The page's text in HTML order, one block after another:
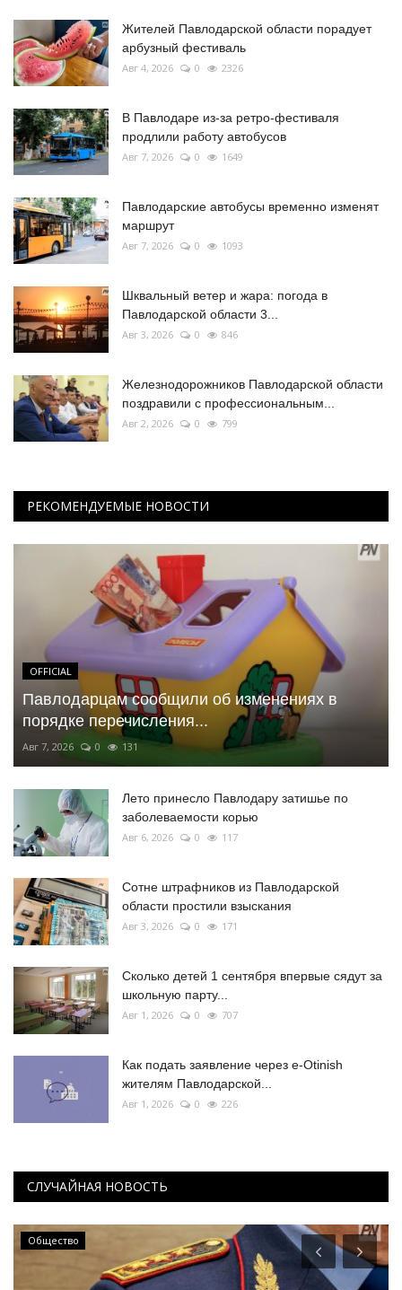
Жителей Павлодарской области порадует
арбузный фестиваль
Авг 4, 2026 0 2326
В Павлодаре из-за ретро-фестиваля
продлили работу автобусов
Авг 7, 2026 0 1649
Павлодарские автобусы временно изменят
маршрут
Авг 7, 2026 0 1093
Шквальный ветер и жара: погода в
Павлодарской области 3...
Авг 3, 2026 0 846
Железнодорожников Павлодарской области
поздравили с профессиональным...
Авг 2, 2026 0 799
РЕКОМЕНДУЕМЫЕ НОВОСТИ
OFFICIAL
Павлодарцам сообщили об изменениях в
порядке перечисления...
Авг 7, 2026 0 131
Лето принесло Павлодару затишье по
заболеваемости корью
Авг 6, 2026 0 117
Сотне штрафников из Павлодарской
области простили взыскания
Авг 3, 2026 0 171
Сколько детей 1 сентября впервые сядут за
школьную парту...
Авг 1, 2026 0 707
Как подать заявление через e-Otinish
жителям Павлодарской...
Авг 1, 2026 0 226
СЛУЧАЙНАЯ НОВОСТЬ
Общество